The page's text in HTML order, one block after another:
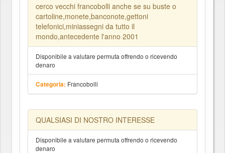
cerco vecchi francobolli anche se su buste o
cartoline,monete,banconote,gettoni
telefonici,miniassegni da tutto il
mondo,antecedente l'anno 2001
Disponibile a valutare permuta offrendo o ricevendo
denaro
Categoria: Francobolli
QUALSIASI DI NOSTRO INTERESSE
Disponibile a valutare permuta offrendo o ricevendo
denaro